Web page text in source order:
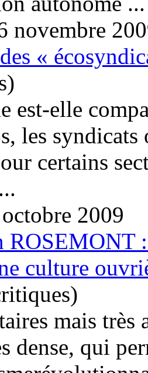
novembre
«
est-elle
les
certains
2009
ROSEMONT
culture
mais
dense, qui